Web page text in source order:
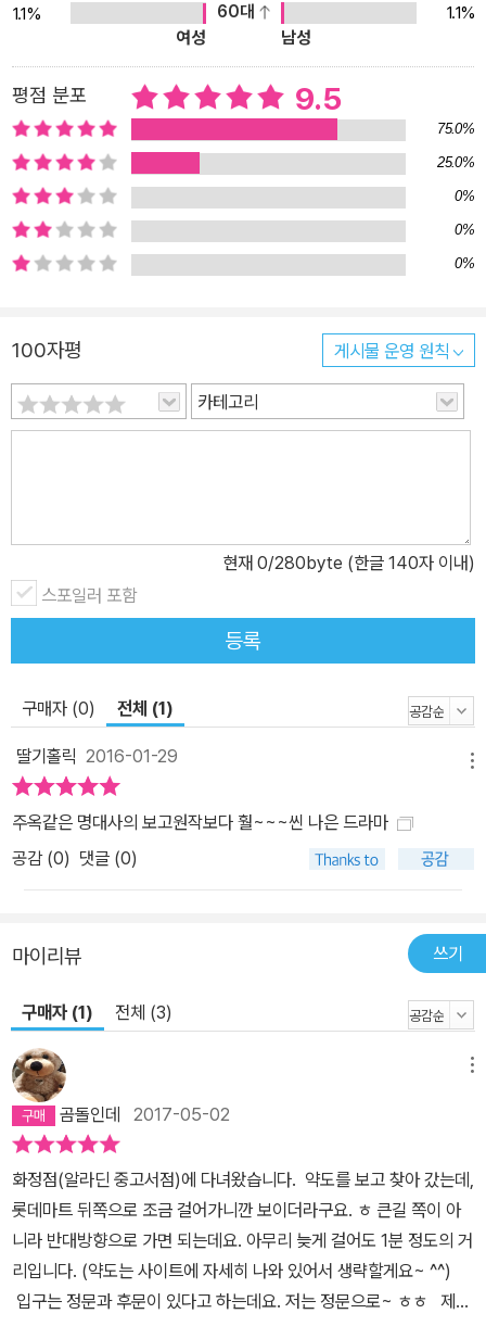
1.1%
60대
1.1%
여성
남성
평점 분포 9.5
75.0%
25.0%
0%
0%
0%
100자평 게시물 운영 원칙
카테고리
현재 0/280byte (한글 140자 이내)
스포일러 포함
등록
구매자 (0) 전체 (1)
딸기홀릭 2016-01-29
주옥같은 명대사의 보고원작보다 훨~~~씬 나은 드라마
공감 (0) 댓글 (0)
마이리뷰 쓰기
구매자 (1) 전체 (3)
곰돌인데 2017-05-02
화정점(알라딘 중고서점)에 다녀왔습니다. 약도를 보고 찾아 갔는데,
롯데마트 뒤쪽으로 조금 걸어가니깐 보이더라구요. ㅎ 큰길 쪽이 아
니라 반대방향으로 가면 되는데요. 아무리 늦게 걸어도 1분 정도의 거
리입니다. (약도는 사이트에 자세히 나와 있어서 생략할게요~ ^^)
입구는 정문과 후문이 있다고 하는데요. 저는 정문으로~ ㅎㅎ 제가